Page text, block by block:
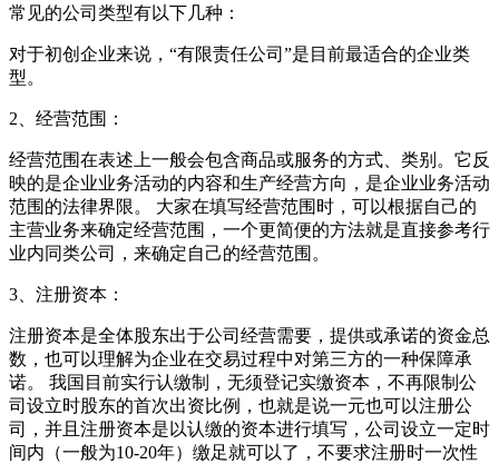
常见的公司类型有以下几种：
对于初创企业来说，“有限责任公司”是目前最适合的企业类
型。
2、经营范围：
经营范围在表述上一般会包含商品或服务的方式、类别。它反
映的是企业业务活动的内容和生产经营方向，是企业业务活动
范围的法律界限。 大家在填写经营范围时，可以根据自己的
主营业务来确定经营范围，一个更简便的方法就是直接参考行
业内同类公司，来确定自己的经营范围。
3、注册资本：
注册资本是全体股东出于公司经营需要，提供或承诺的资金总
数，也可以理解为企业在交易过程中对第三方的一种保障承
诺。 我国目前实行认缴制，无须登记实缴资本，不再限制公
司设立时股东的首次出资比例，也就是说一元也可以注册公
司，并且注册资本是以认缴的资本进行填写，公司设立一定时
间内（一般为10-20年）缴足就可以了，不要求注册时一次性